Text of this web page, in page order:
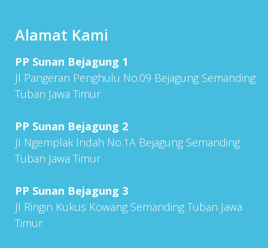
Alamat Kami
PP Sunan Bejagung 1
Jl Pangeran Penghulu No.09 Bejagung Semanding
Tuban Jawa Timur
PP Sunan Bejagung 2
Jl Ngemplak Indah No.1A Bejagung Semanding
Tuban Jawa Timur
PP Sunan Bejagung 3
Jl Ringin Kukus Kowang Semanding Tuban Jawa
Timur